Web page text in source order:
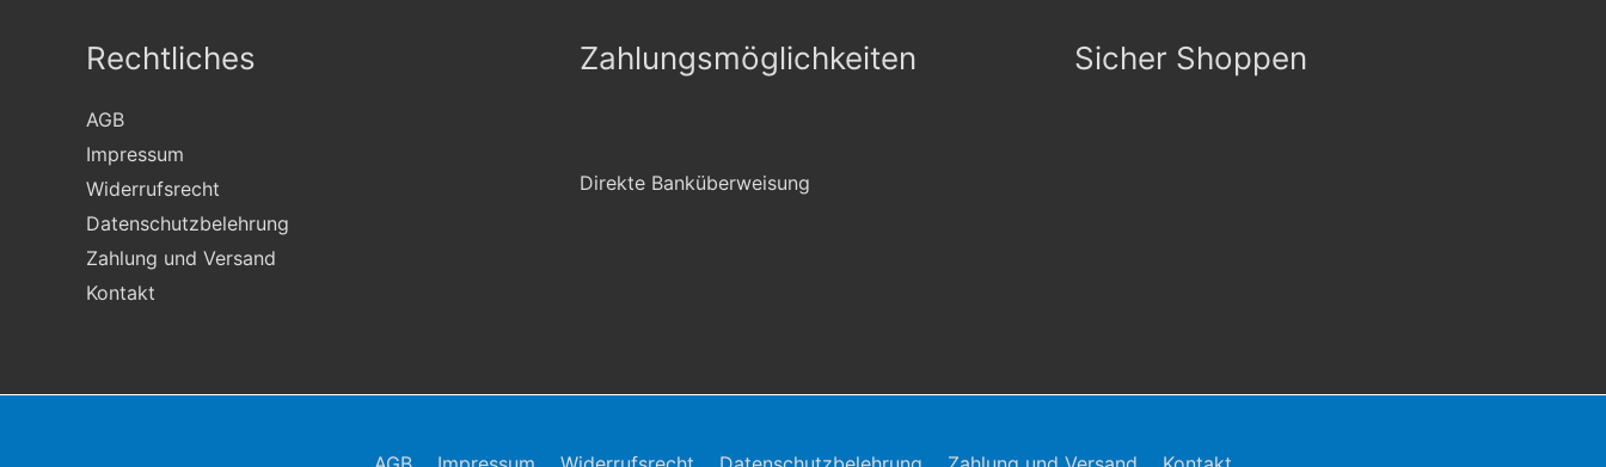
Rechtliches
AGB
Impressum
Widerrufsrecht
Datenschutzbelehrung
Zahlung und Versand
Kontakt
Zahlungsmöglichkeiten
Direkte Banküberweisung
Sicher Shoppen